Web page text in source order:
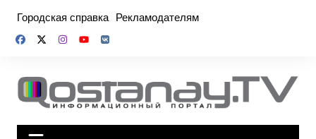
содержимому
Городская справка Рекламодателям